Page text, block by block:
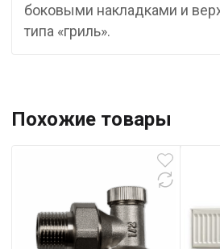
боковыми накладками и
типа «гриль».
Похожие товары